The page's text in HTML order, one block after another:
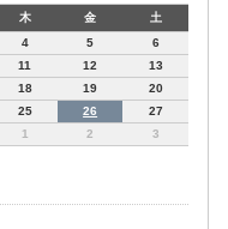
木 金
土
4 5
6
11 12
13
18 19
20
25 26
27
1 2 3